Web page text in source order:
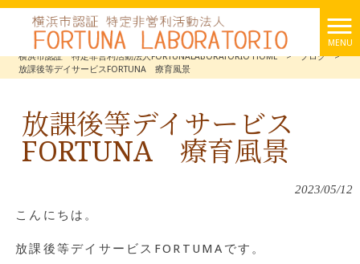
MENU
横浜市認証 特定非営利活動法人FORTUNALABORATORIO HOME
> ブログ
>
放課後等デイサービスFORTUNA 療育風景
放課後等デイサービス
FORTUNA 療育風景
2023/05/12
こんにちは。
放課後等デイサービスFORTUMAです。